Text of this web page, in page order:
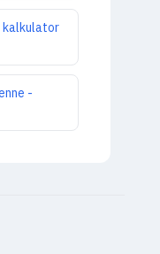
kalkulator
-